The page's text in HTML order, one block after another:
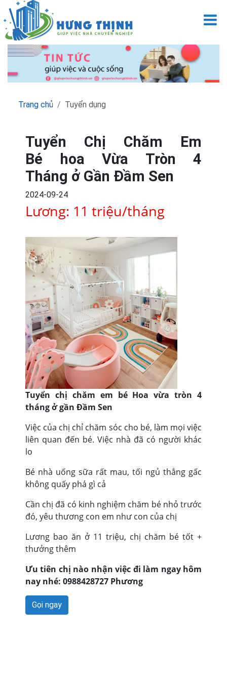
Trang chủ Tuyển dụng
Tuyển Chị Chăm Em
Bé hoa Vừa Tròn 4
Tháng ở Gần Đầm Sen
2024-09-24
Lương: 11 triệu/tháng
Tuyển chị chăm em bé Hoa vừa tròn 4
tháng ở gần Đầm Sen
Việc của chị chỉ chăm sóc cho bé, làm mọi việc
liên quan đến bé. Việc nhà đã có người khác
lo
Bé nhà uống sữa rất mau, tối ngủ thẳng gấc
không quấy phá gì cả
Cần chị đã có kinh nghiệm chăm bé nhỏ trước
đó, yêu thương con em như con của chị
Lương bao ăn ở 11 triệu, chị chăm bé tốt +
thưởng thêm
Ưu tiên chị nào nhận việc đi làm ngay hôm
nay nhé: 0988428727 Phương
Gọi ngay